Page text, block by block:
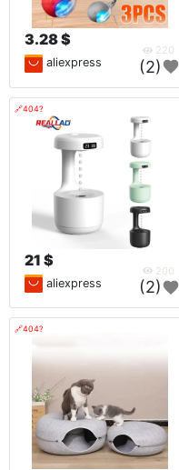
3.28 $
220
aliexpress (2)
🔗404?
21 $
200
aliexpress (2)
🔗404?